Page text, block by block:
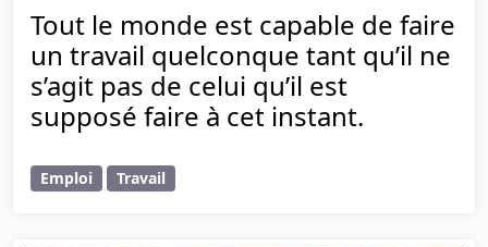
Tout le monde est capable de faire
un travail quelconque tant qu’il ne
s’agit pas de celui qu’il est
supposé faire à cet instant.
Emploi Travail